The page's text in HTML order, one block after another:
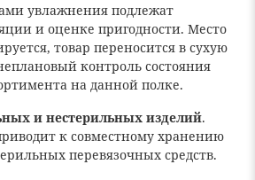
увлажнения подлежат
и оценке пригодности. Место
товар переносится в сухую
контроль состояния
на данной полке.
и нестерильных изделий.
к совместному хранению
перевязочных средств.